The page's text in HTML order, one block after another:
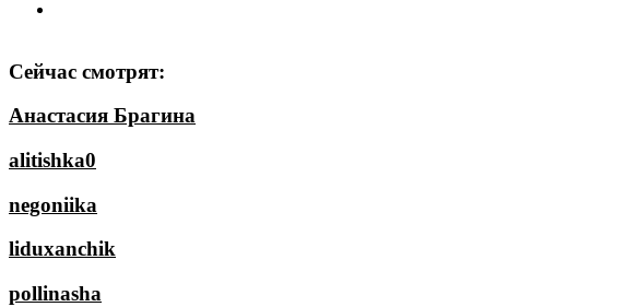
Сейчас смотрят:
Анастасия Брагина
alitishka0
negoniika
liduxanchik
pollinasha